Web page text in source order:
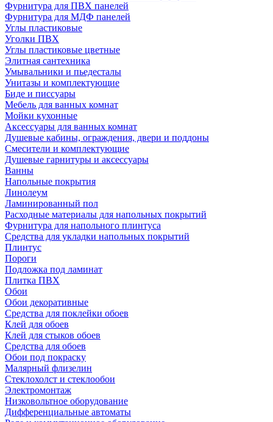
Фурнитура для ПВХ панелей
Фурнитура для МДФ панелей
Углы пластиковые
Уголки ПВХ
Углы пластиковые цветные
Элитная сантехника
Умывальники и пьедесталы
Унитазы и комплектующие
Биде и писсуары
Мебель для ванных комнат
Мойки кухонные
Аксессуары для ванных комнат
Душевые кабины, ограждения, двери и поддоны
Смесители и комплектующие
Душевые гарнитуры и аксессуары
Ванны
Напольные покрытия
Линолеум
Ламинированный пол
Расходные материалы для напольных покрытий
Фурнитура для напольного плинтуса
Средства для укладки напольных покрытий
Плинтус
Пороги
Подложка под ламинат
Плитка ПВХ
Обои
Обои декоративные
Средства для поклейки обоев
Клей для обоев
Клей для стыков обоев
Средства для обоев
Обои под покраску
Малярный флизелин
Стеклохолст и стеклообои
Электромонтаж
Низковольтное оборудование
Дифференциальные автоматы